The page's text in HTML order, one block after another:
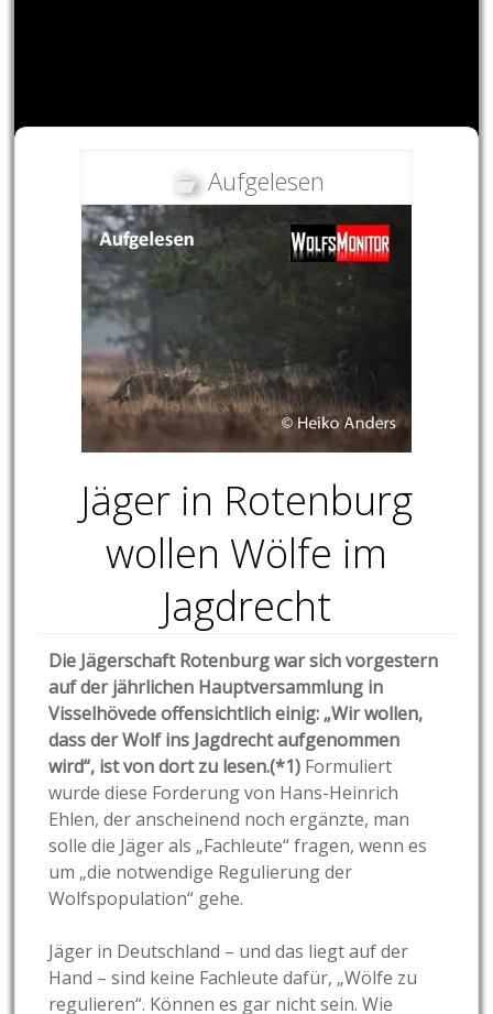
Aufgelesen
Jäger in Rotenburg
wollen Wölfe im
Jagdrecht
Die Jägerschaft Rotenburg war sich vorgestern
auf der jährlichen Hauptversammlung in
Visselhövede offensichtlich einig: „Wir wollen,
dass der Wolf ins Jagdrecht aufgenommen
wird“, ist von dort zu lesen.(*1) Formuliert
wurde diese Forderung von Hans-Heinrich
Ehlen, der anscheinend noch ergänzte, man
solle die Jäger als „Fachleute“ fragen, wenn es
um „die notwendige Regulierung der
Wolfspopulation“ gehe.
Jäger in Deutschland – und das liegt auf der
Hand – sind keine Fachleute dafür, „Wölfe zu
regulieren“. Können es gar nicht sein. Wie